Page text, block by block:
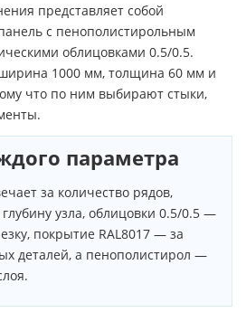
представляет собой
с пенополистирольным
облицовками 0.5/0.5.
1000 мм, толщина 60 мм и
что по ним выбирают стыки,
параметра
за количество рядов,
узла, облицовки 0.5/0.5 —
покрытие RAL8017 — за
деталей, а пенополистирол —